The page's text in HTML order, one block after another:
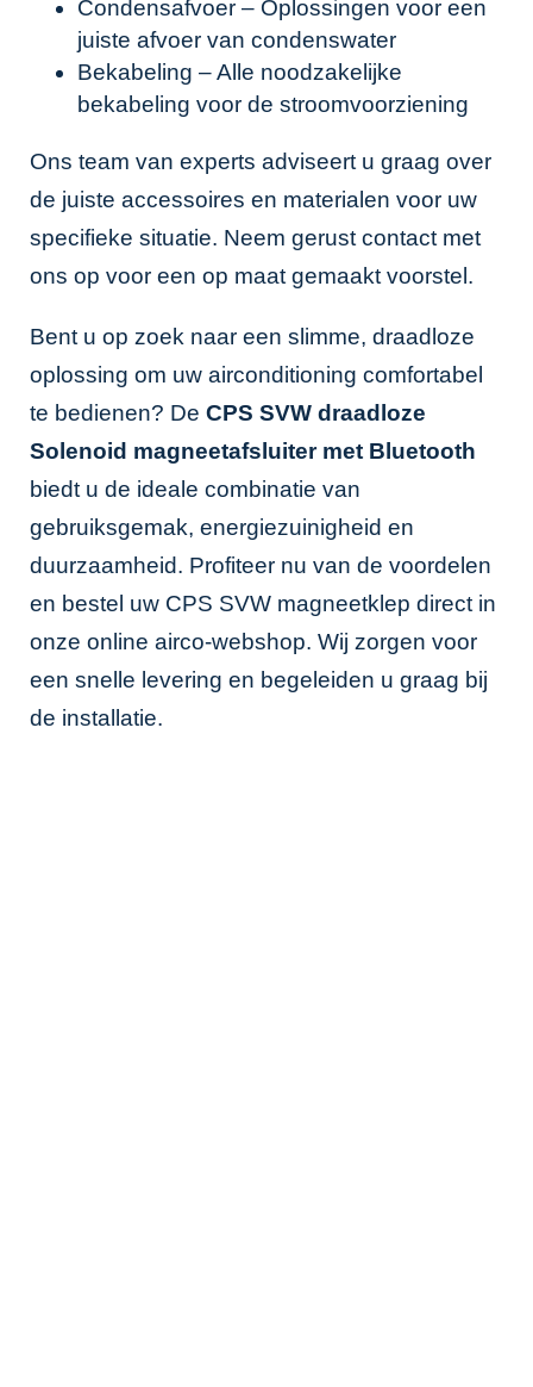
Condensafvoer – Oplossingen voor een
juiste afvoer van condenswater
Bekabeling – Alle noodzakelijke
bekabeling voor de stroomvoorziening
Ons team van experts adviseert u graag over
de juiste accessoires en materialen voor uw
specifieke situatie. Neem gerust contact met
ons op voor een op maat gemaakt voorstel.
Bent u op zoek naar een slimme, draadloze
oplossing om uw airconditioning comfortabel
te bedienen? De CPS SVW draadloze
Solenoid magneetafsluiter met Bluetooth
biedt u de ideale combinatie van
gebruiksgemak, energiezuinigheid en
duurzaamheid. Profiteer nu van de voordelen
en bestel uw CPS SVW magneetklep direct in
onze online airco-webshop. Wij zorgen voor
een snelle levering en begeleiden u graag bij
de installatie.